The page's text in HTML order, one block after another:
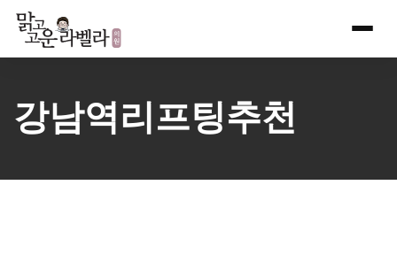
Skip
content
강남역리프팅추천